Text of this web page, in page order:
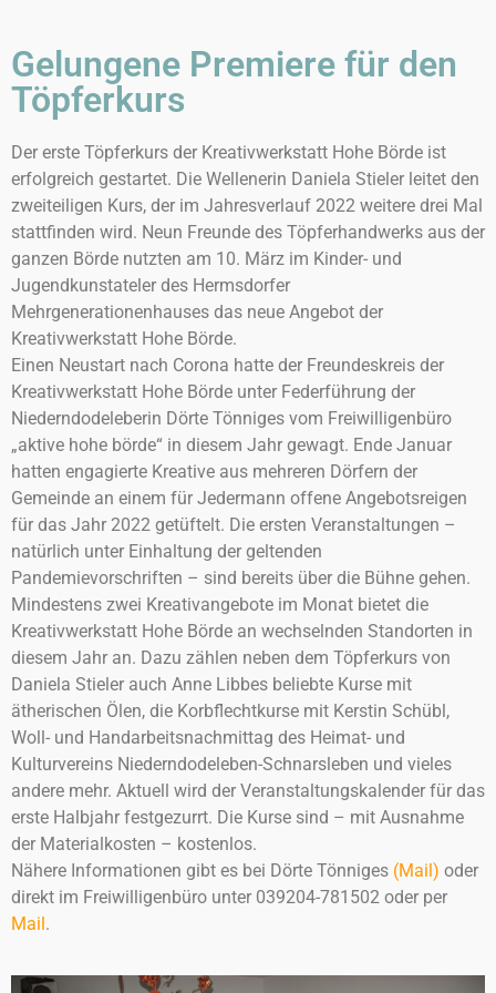
Gelungene Premiere für den
Töpferkurs
Der erste Töpferkurs der Kreativwerkstatt Hohe Börde ist
erfolgreich gestartet. Die Wellenerin Daniela Stieler leitet den
zweiteiligen Kurs, der im Jahresverlauf 2022 weitere drei Mal
stattfinden wird. Neun Freunde des Töpferhandwerks aus der
ganzen Börde nutzten am 10. März im Kinder- und
Jugendkunstateler des Hermsdorfer
Mehrgenerationenhauses das neue Angebot der
Kreativwerkstatt Hohe Börde.
Einen Neustart nach Corona hatte der Freundeskreis der
Kreativwerkstatt Hohe Börde unter Federführung der
Niederndodeleberin Dörte Tönniges vom Freiwilligenbüro
„aktive hohe börde“ in diesem Jahr gewagt. Ende Januar
hatten engagierte Kreative aus mehreren Dörfern der
Gemeinde an einem für Jedermann offene Angebotsreigen
für das Jahr 2022 getüftelt. Die ersten Veranstaltungen –
natürlich unter Einhaltung der geltenden
Pandemievorschriften – sind bereits über die Bühne gehen.
Mindestens zwei Kreativangebote im Monat bietet die
Kreativwerkstatt Hohe Börde an wechselnden Standorten in
diesem Jahr an. Dazu zählen neben dem Töpferkurs von
Daniela Stieler auch Anne Libbes beliebte Kurse mit
ätherischen Ölen, die Korbflechtkurse mit Kerstin Schübl,
Woll- und Handarbeitsnachmittag des Heimat- und
Kulturvereins Niederndodeleben-Schnarsleben und vieles
andere mehr. Aktuell wird der Veranstaltungskalender für das
erste Halbjahr festgezurrt. Die Kurse sind – mit Ausnahme
der Materialkosten – kostenlos.
Nähere Informationen gibt es bei Dörte Tönniges (Mail) oder
direkt im Freiwilligenbüro unter 039204-781502 oder per
Mail.